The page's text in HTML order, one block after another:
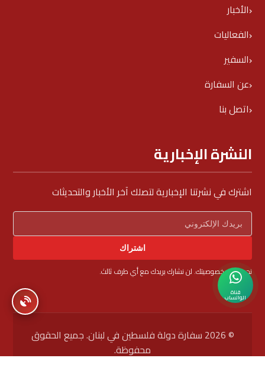
قناة
الواتساب
الأخبار
الفعاليات
السفير
عن السفارة
اتصل بنا
النشرة الإخبارية
اشترك في نشرتنا الإخبارية لتصلك آخر الأخبار والتحديثات
اشتراك
نحن نحترم خصوصيتك. لن نشارك بريدك مع أي طرف ثالث.
© 2026 سفارة دولة فلسطين في لبنان. جميع الحقوق
محفوظة.